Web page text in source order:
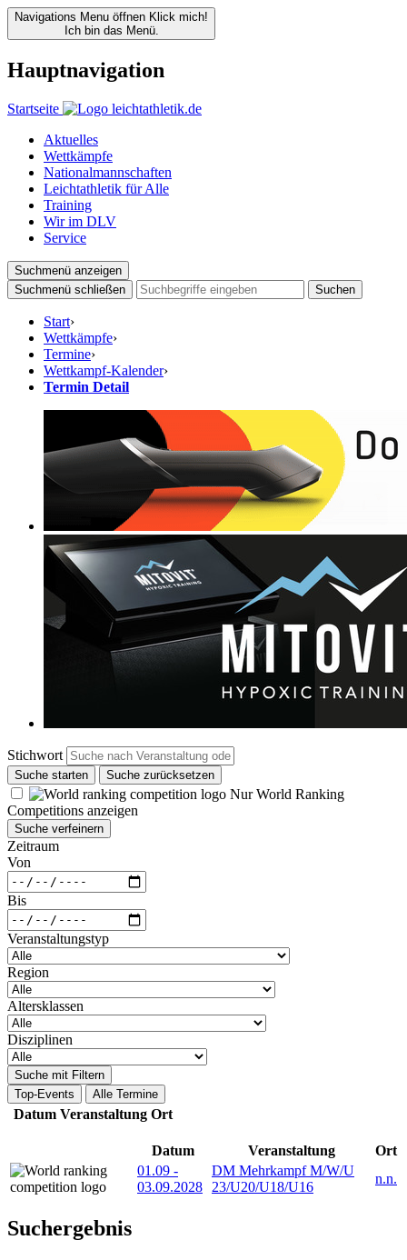
Navigations Menu öffnen Klick mich!
Ich bin das Menü.
Hauptnavigation
Startseite
Aktuelles
Wettkämpfe
Nationalmannschaften
Leichtathletik für Alle
Training
Wir im DLV
Service
Suchmenü anzeigen
Suchmenü schließen
Suchen
Start›
Wettkämpfe›
Termine›
Wettkampf-Kalender›
Termin Detail
Stichwort
Suche starten Suche zurücksetzen
Nur World Ranking
Competitions anzeigen
Suche verfeinern
Zeitraum
Von
Bis
Veranstaltungstyp
Region
Altersklassen
Disziplinen
Suche mit Filtern
Top-Events
Alle Termine
Datum Veranstaltung Ort
Datum Veranstaltung
Ort
01.09 -
03.09.2028
DM Mehrkampf M/W/U
23/U20/U18/U16
n.n.
Suchergebnis